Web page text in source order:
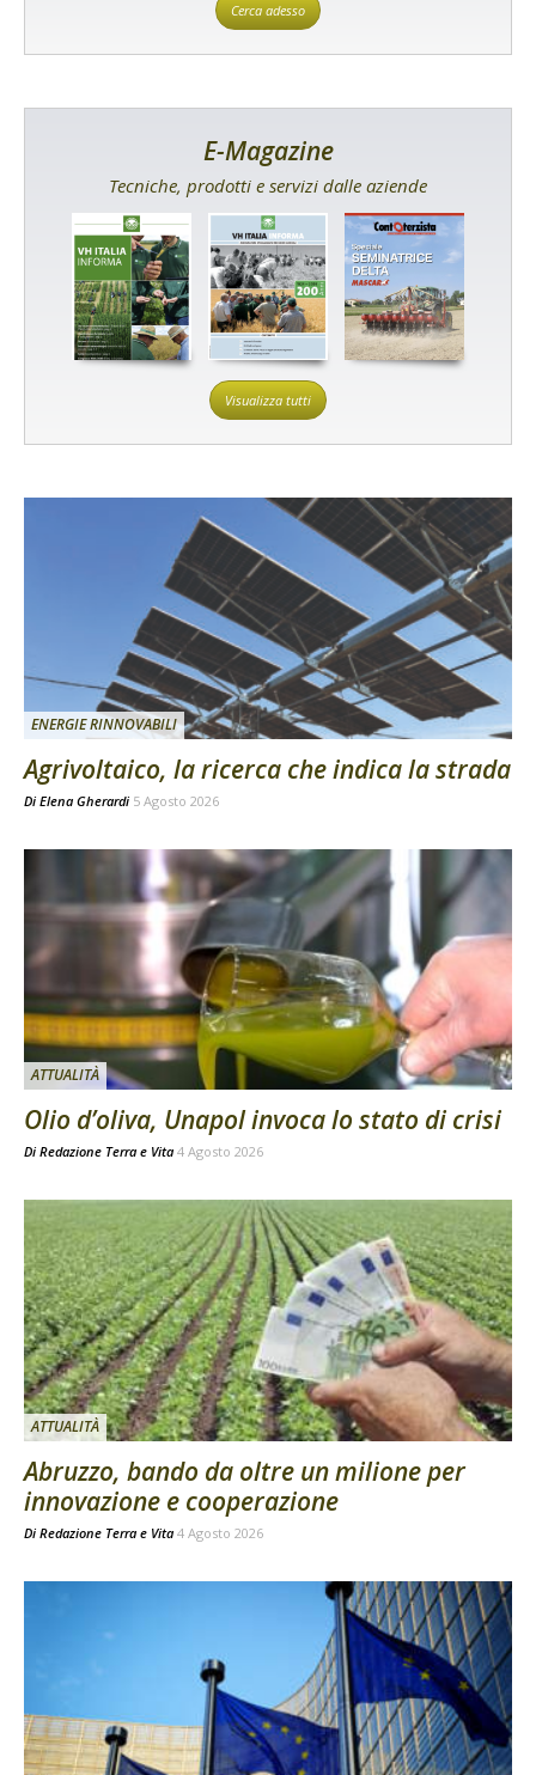
Cerca adesso
E-Magazine
Tecniche, prodotti e servizi dalle aziende
Visualizza tutti
ENERGIE RINNOVABILI
Agrivoltaico, la ricerca che indica la strada
Di Elena Gherardi 5 Agosto 2026
ATTUALITÀ
Olio d’oliva, Unapol invoca lo stato di crisi
Di Redazione Terra e Vita 4 Agosto 2026
ATTUALITÀ
Abruzzo, bando da oltre un milione per
innovazione e cooperazione
Di Redazione Terra e Vita 4 Agosto 2026